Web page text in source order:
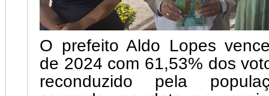
O prefeito Aldo Lopes
de 2024 com 61,53% dos
reconduzido pela